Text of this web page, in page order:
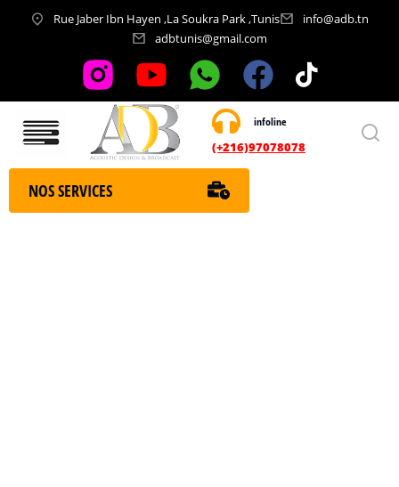
Rue Jaber Ibn Hayen ,La Soukra Park ,Tunis
info@adb.tn
adbtunis@gmail.com
infoline
(+216)97078078
Nos services
NOS SERVICES